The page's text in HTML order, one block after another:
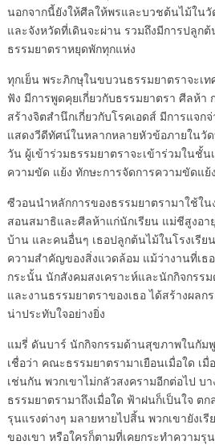
นอกจากนี้ยังให้ศีลให้พรและบวชต้นไม้ใน
และจังหวัดที่เดินจะผ่าน รวมถึงมีการปลู
ธรรมยาตราหยุดพักทุกแห่ง
ทุกเย็น พระภิกษุในขบวนธรรมยาตราจะเ
ฟัง มีการพูดคุยเกี่ยวกับธรรมยาตรา ศีลห้า
สร้างจิตสำนึกเกี่ยวกับโรคเอดส์ มีการแจ
แสดงวีดีทัศน์ในหลากหลายหัวข้อภายในวั
วัน ผู้เข้าร่วมธรรมยาตราจะเข้าร่วมในชั้น
ความขัด แย้ง ทักษะการจัดการความขัดแย้
ซีวอนนำหลักการของธรรมยาตรามาใช้ใน
สอนสมาธิและศีลห้าแก่นักเรียน แม่ชีสูงอ
บ้าน และคนอื่นๆ เธอปลูกต้นไม้ในโรงเรีย
ความสำคัญของสิ่งแวดล้อม แม้ว่างานที่เธ
กระนั้น นักสังคมสงเคราะห์และนักกิจกรร
และงานธรรมยาตราของเธอ ได้สร้างผล
น่าประทับใจอย่างยิ่ง
แมรี่ ดันบาร์ นักกิจกรรมด้านสุขภาพในกัม
เชื่อว่า คณะธรรมยาตรามาเยือนเมื่อใด เ
เช่นกัน พวกเขาไม่กลัวสงครามอีกต่อไป บ
ธรรมยาตรามาถึงเมื่อใด ฟ้าฝนก็เป็นใจ ต
รุนแรงต่างๆ มลายหายไปสิ้น พวกเขายังเ
ของเขา หรือใครก็ตามที่เคยกระทำความรุ